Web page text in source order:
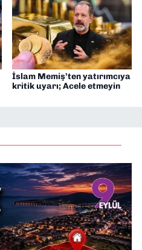
İslam Memiş’ten yatırımcıya
kritik uyarı; Acele etmeyin